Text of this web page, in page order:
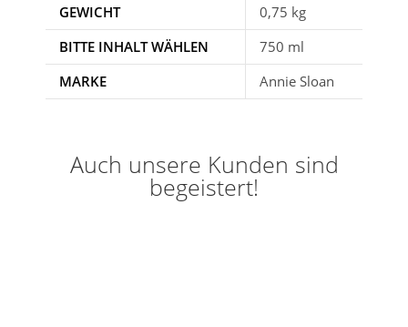
GEWICHT
0,75 kg
BITTE INHALT WÄHLEN
750 ml
MARKE
Annie Sloan
Auch unsere Kunden sind
begeistert!